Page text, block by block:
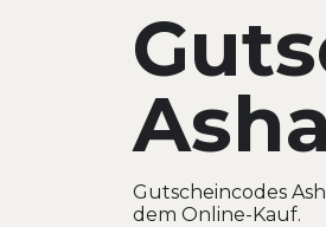
Gutscheincodes
dem Online-Kauf.